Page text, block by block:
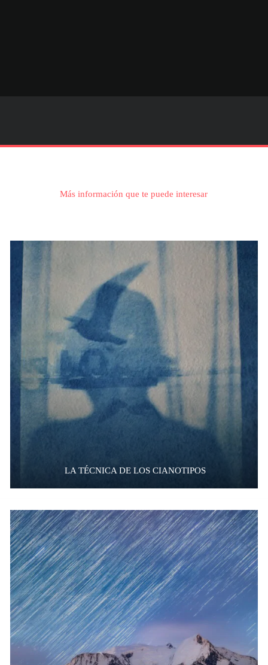
Más información que te puede interesar
LA TÉCNICA DE LOS CIANOTIPOS